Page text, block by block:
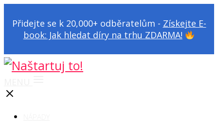
Přidejte se k 20,000+ odběratelům - Získejte E-
book: Jak hledat díry na trhu ZDARMA!